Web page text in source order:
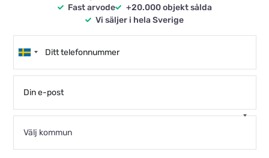
Fast arvode
+20.000 objekt sålda
Vi säljer i hela Sverige